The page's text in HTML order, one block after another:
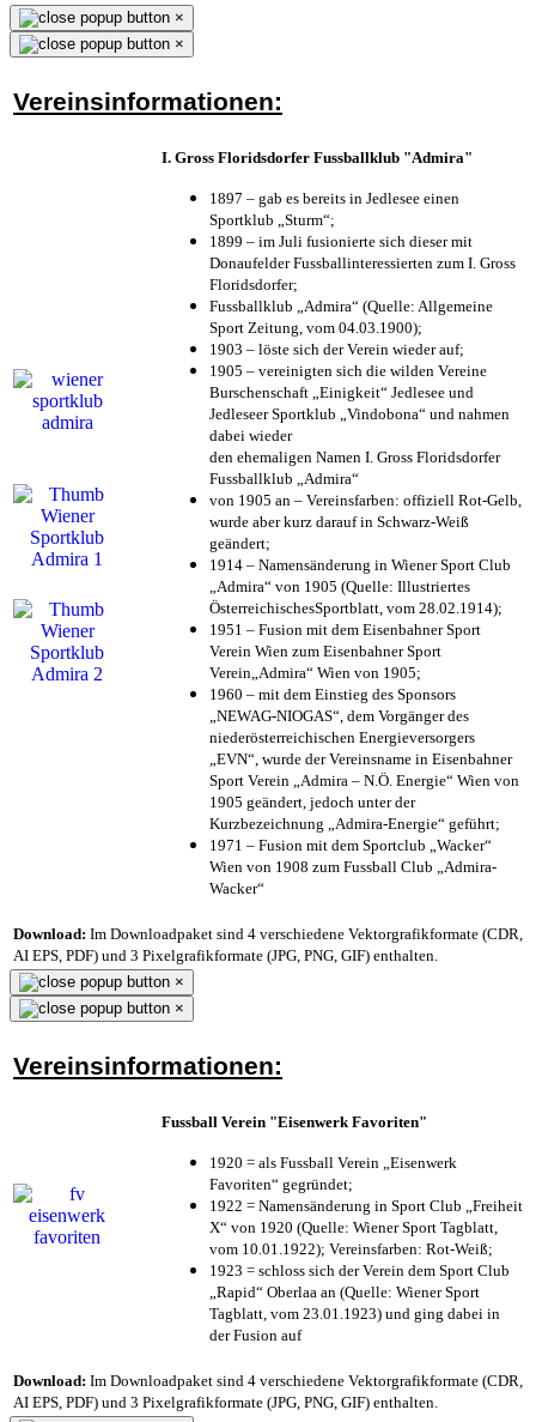
×
×
Vereinsinformationen:
I. Gross Floridsdorfer Fussballklub "Admira"
1897 – gab es bereits in Jedlesee einen
Sportklub „Sturm“;
1899 – im Juli fusionierte sich dieser mit
Donaufelder Fussballinteressierten zum I. Gross
Floridsdorfer;
Fussballklub „Admira“ (Quelle: Allgemeine
Sport Zeitung, vom 04.03.1900);
1903 – löste sich der Verein wieder auf;
1905 – vereinigten sich die wilden Vereine
Burschenschaft „Einigkeit“ Jedlesee und
Jedleseer Sportklub „Vindobona“ und nahmen
dabei wieder
den ehemaligen Namen I. Gross Floridsdorfer
Fussballklub „Admira“
von 1905 an – Vereinsfarben: offiziell Rot-Gelb,
wurde aber kurz darauf in Schwarz-Weiß
geändert;
1914 – Namensänderung in Wiener Sport Club
„Admira“ von 1905 (Quelle: Illustriertes
ÖsterreichischesSportblatt, vom 28.02.1914);
1951 – Fusion mit dem Eisenbahner Sport
Verein Wien zum Eisenbahner Sport
Verein„Admira“ Wien von 1905;
1960 – mit dem Einstieg des Sponsors
„NEWAG-NIOGAS“, dem Vorgänger des
niederösterreichischen Energieversorgers
„EVN“, wurde der Vereinsname in Eisenbahner
Sport Verein „Admira – N.Ö. Energie“ Wien von
1905 geändert, jedoch unter der
Kurzbezeichnung „Admira-Energie“ geführt;
1971 – Fusion mit dem Sportclub „Wacker“
Wien von 1908 zum Fussball Club „Admira-
Wacker“
Download: Im Downloadpaket sind 4 verschiedene Vektorgrafikformate (CDR,
AI EPS, PDF) und 3 Pixelgrafikformate (JPG, PNG, GIF) enthalten.
×
×
Vereinsinformationen:
Fussball Verein "Eisenwerk Favoriten"
1920 = als Fussball Verein „Eisenwerk
Favoriten“ gegründet;
1922 = Namensänderung in Sport Club „Freiheit
X“ von 1920 (Quelle: Wiener Sport Tagblatt,
vom 10.01.1922); Vereinsfarben: Rot-Weiß;
1923 = schloss sich der Verein dem Sport Club
„Rapid“ Oberlaa an (Quelle: Wiener Sport
Tagblatt, vom 23.01.1923) und ging dabei in
der Fusion auf
Download: Im Downloadpaket sind 4 verschiedene Vektorgrafikformate (CDR,
AI EPS, PDF) und 3 Pixelgrafikformate (JPG, PNG, GIF) enthalten.